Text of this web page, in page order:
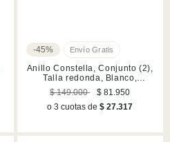
-45%
Anillo Constella, Conjunto (2),
Talla redonda, Blanco,
Acabado en rodio
$ 149.000
$ 81.950
o 3 cuotas de$ 27.317